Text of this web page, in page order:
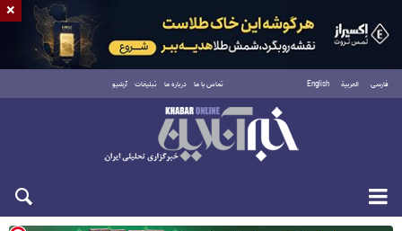
فارسی العربية English تماس با ما درباره ما تبلیغات آرشیو
دوشنبه ۱۹ مرداد ۱۴۰۵
×